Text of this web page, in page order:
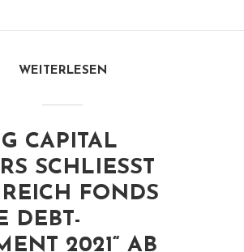
WEITERLESEN
CAPITAL
SCHLIESST E
FONDS „
DEBT-I
2021“ AB